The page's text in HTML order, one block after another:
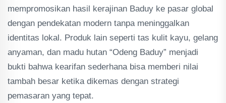
mempromosikan hasil kerajinan Baduy ke pasar global
dengan pendekatan modern tanpa meninggalkan
identitas lokal. Produk lain seperti tas kulit kayu, gelang
anyaman, dan madu hutan “Odeng Baduy” menjadi
bukti bahwa kearifan sederhana bisa memberi nilai
tambah besar ketika dikemas dengan strategi
pemasaran yang tepat.